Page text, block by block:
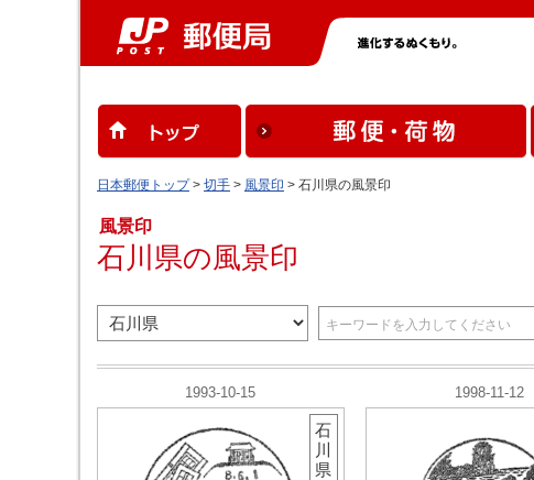
日本郵便トップ> 切手 > 風景印 > 石川県の風景印
風景印
石川県の風景印
1993-10-15
石
川
県
1998-11-12